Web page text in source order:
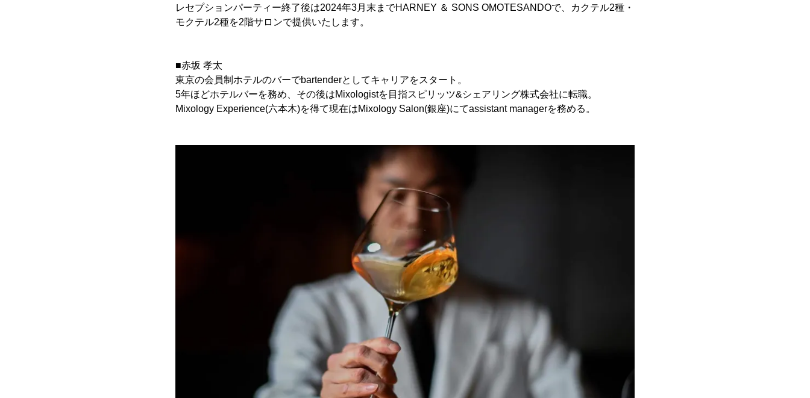
レセプションパーティー終了後は2024年3月末までHARNEY ＆ SONS OMOTESANDOで、カクテル2種・
モクテル2種を2階サロンで提供いたします。
■赤坂 孝太
東京の会員制ホテルのバーでbartenderとしてキャリアをスタート。
5年ほどホテルバーを務め、その後はMixologistを目指スピリッツ&シェアリング株式会社に転職。
Mixology Experience(六本木)を得て現在はMixology Salon(銀座)にてassistant managerを務める。